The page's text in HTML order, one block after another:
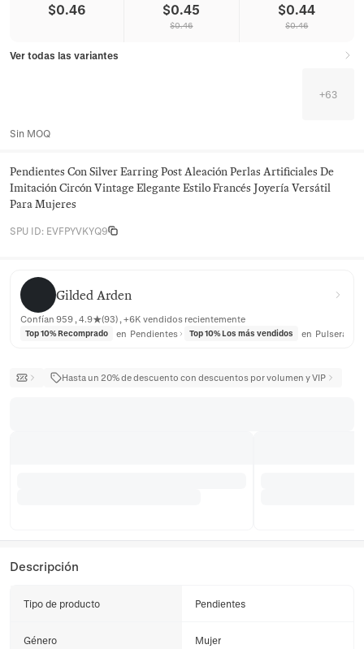
$0.46 $0.45
$0.46
$0.44
$0.46
Ver todas las variantes
+63
Sin MOQ
Pendientes Con Silver Earring Post Aleación Perlas Artificiales De
Imitación Circón Vintage Elegante Estilo Francés Joyería Versátil
Para Mujeres
SPU ID: EVFPYVKYQ9
Gilded Arden
Gilded Arden
Confían 959 , 4.9★(93) , +6K vendidos recientemente
Top 10% Recomprado en Pendientes Top 10% Los más vendidos en Pulseras
Hasta un 20% de descuento con descuentos por volumen y VIP
Descripción
Tipo de producto Pendientes
Género Mujer